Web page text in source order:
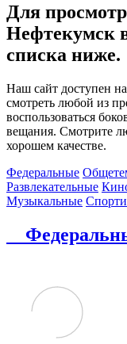
Для
Нефтекумск
списка ниже.
Наш сайт доступен
смотреть любой из
воспользоваться
вещания. Смотрите
хорошем качестве.
Федеральные
Развлекательные
Музыкальные